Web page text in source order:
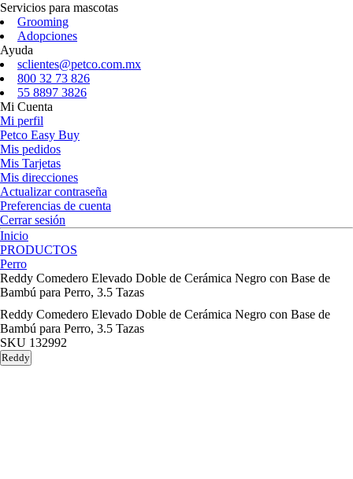
Servicios para mascotas
Grooming
Adopciones
Ayuda
sclientes@petco.com.mx
800 32 73 826
55 8897 3826
Mi Cuenta
Mi perfil
Petco Easy Buy
Mis pedidos
Mis Tarjetas
Mis direcciones
Actualizar contraseña
Preferencias de cuenta
Cerrar sesión
Inicio
PRODUCTOS
Perro
Reddy Comedero Elevado Doble de Cerámica Negro con Base de
Bambú para Perro, 3.5 Tazas
Reddy Comedero Elevado Doble de Cerámica Negro con Base de
Bambú para Perro, 3.5 Tazas
SKU 132992
Reddy